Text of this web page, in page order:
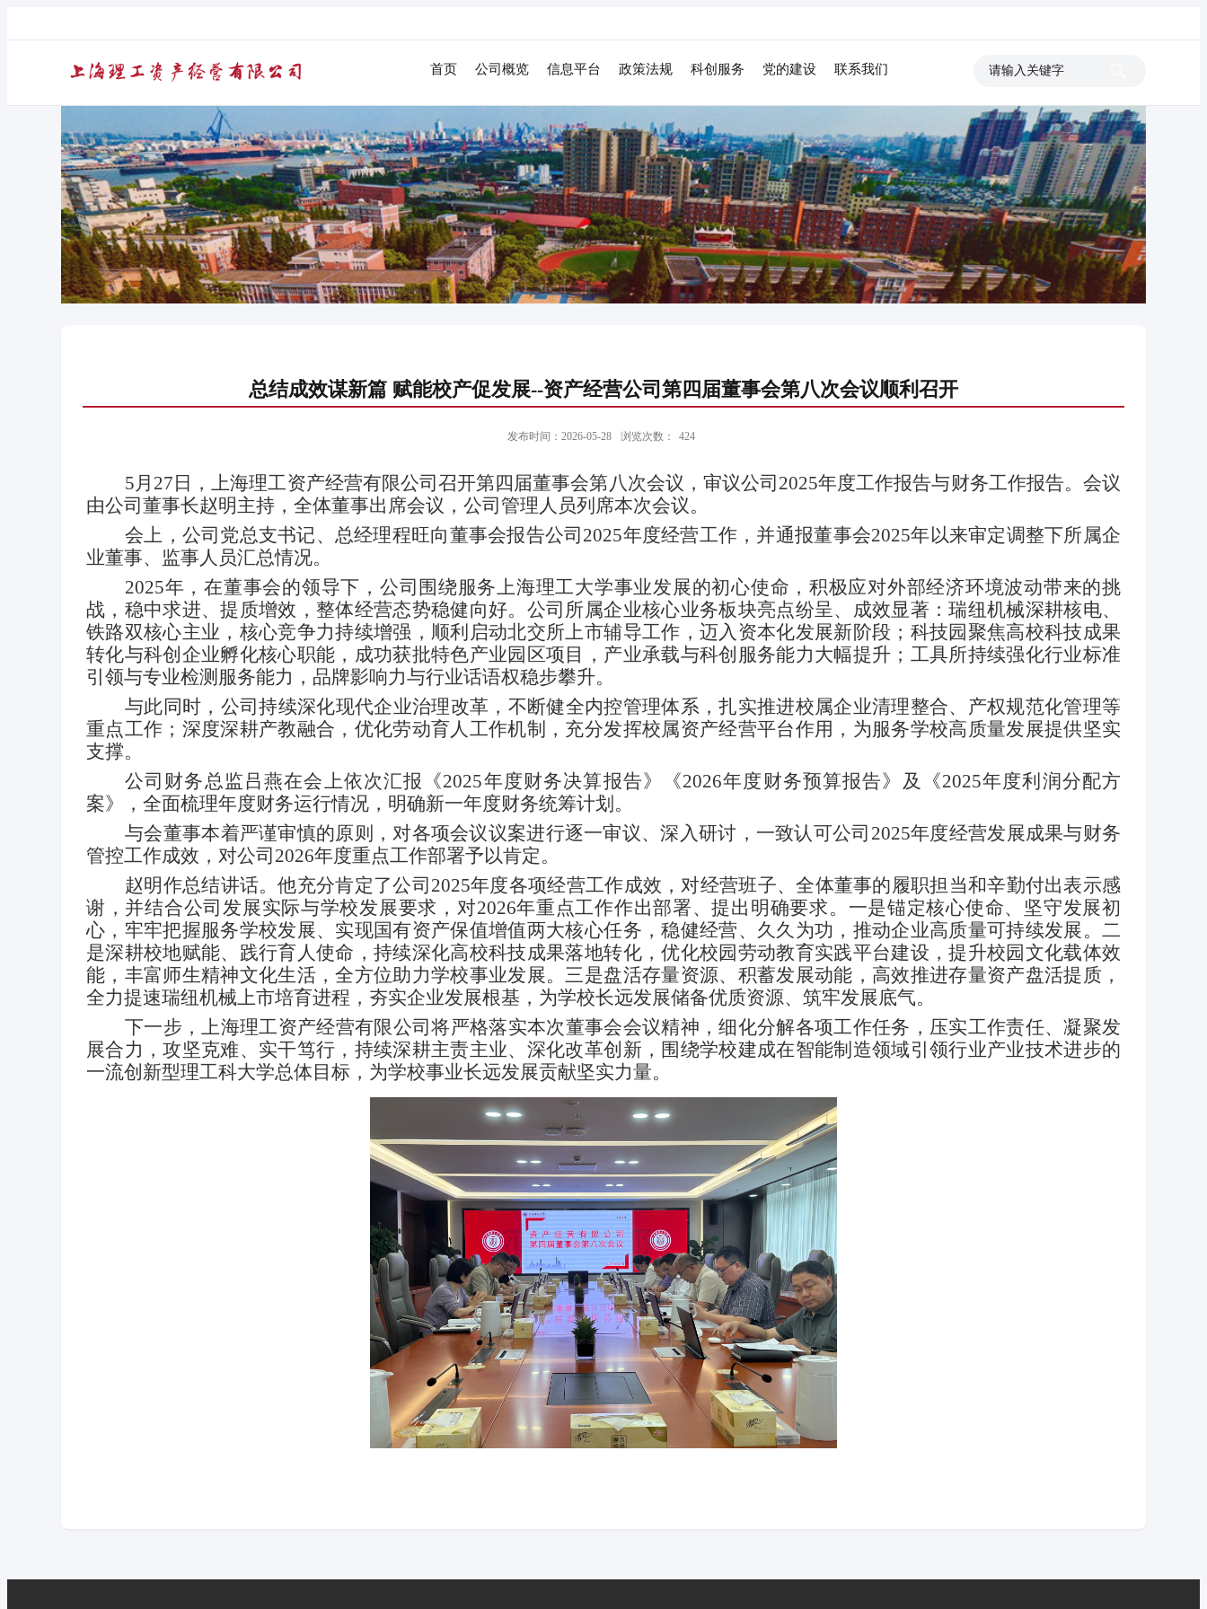
首页 公司概览 信息平台 政策法规 科创服务 党的建设 联系我们
总结成效谋新篇 赋能校产促发展--资产经营公司第四届董事会第八次会议顺利召开
发布时间：2026-05-28 浏览次数： 424
5月 27 日，上海理工资产经营有限公司召开第四届董事会第八次会议，审议公司 2025年度工作报告与财务工作报告。会议
由公司董事长赵明主持，全体董事出席会议，公司管理人员列席本次会议。
会上，公司党总支书记、总经理程旺向董事会报告公司 2025年度经营工作，并通报董事会2025年以来审定调整下所属企
业董事、监事人员汇总情况。
2025年，在董事会的领导下，公司围绕服务上海理工大学事业发展的初心使命，积极应对外部经济环境波动带来的挑
战，稳中求进、提质增效，整体经营态势稳健向好。公司所属企业核心业务板块亮点纷呈、成效显著：瑞纽机械深耕核电、
铁路双核心主业，核心竞争力持续增强，顺利启动北交所上市辅导工作，迈入资本化发展新阶段；科技园聚焦高校科技成果
转化与科创企业孵化核心职能，成功获批特色产业园区项目，产业承载与科创服务能力大幅提升；工具所持续强化行业标准
引领与专业检测服务能力，品牌影响力与行业话语权稳步攀升。
与此同时，公司持续深化现代企业治理改革，不断健全内控管理体系，扎实推进校属企业清理整合、产权规范化管理等
重点工作；深度深耕产教融合，优化劳动育人工作机制，充分发挥校属资产经营平台作用，为服务学校高质量发展提供坚实
支撑。
公司财务总监吕燕在会上依次汇报《2025年度财务决算报告》《2026年度财务预算报告》及《2025年度利润分配方
案》，全面梳理年度财务运行情况，明确新一年度财务统筹计划。
与会董事本着严谨审慎的原则，对各项会议议案进行逐一审议、深入研讨，一致认可公司 2025年度经营发展成果与财务
管控工作成效，对公司 2026年度重点工作部署予以肯定。
赵明作总结讲话。他充分肯定了公司 2025年度各项经营工作成效，对经营班子、全体董事的履职担当和辛勤付出表示感
谢，并结合公司发展实际与学校发展要求，对2026年重点工作作出部署、提出明确要求。一是锚定核心使命、坚守发展初
心，牢牢把握服务学校发展、实现国有资产保值增值两大核心任务，稳健经营、久久为功，推动企业高质量可持续发展。二
是深耕校地赋能、践行育人使命，持续深化高校科技成果落地转化，优化校园劳动教育实践平台建设，提升校园文化载体效
能，丰富师生精神文化生活，全方位助力学校事业发展。三是盘活存量资源、积蓄发展动能，高效推进存量资产盘活提质，
全力提速瑞纽机械上市培育进程，夯实企业发展根基，为学校长远发展储备优质资源、筑牢发展底气。
下一步，上海理工资产经营有限公司将严格落实本次董事会会议精神，细化分解各项工作任务，压实工作责任、凝聚发
展合力，攻坚克难、实干笃行，持续深耕主责主业、深化改革创新，围绕学校建成在智能制造领域引领行业产业技术进步的
一流创新型理工科大学总体目标，为学校事业长远发展贡献坚实力量。